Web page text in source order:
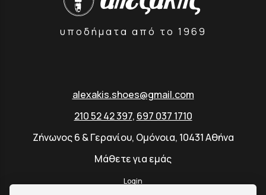
υποδήματα από το 1969
alexakis.shoes@gmail.com
210 52 42 397, 697 037 1710
Ζήνωνος 6 & Γερανίου, Ομόνοια, 10431 Αθήνα
Μάθετε για εμάς
Login